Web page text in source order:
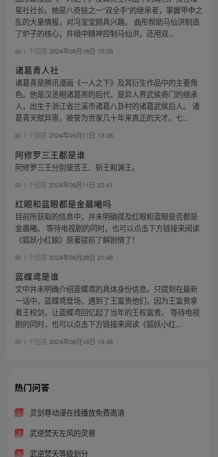
星社社长。她是八奇技之一“双全手”的继承者，掌握甲申之
乱的大量情报，对冯宝宝颇具兴趣。 曲彤帮助马仙洪制造
了炉子的核心，并暗中精神控制马仙洪，还用双...
1 个回答 2024年09月18日 10:39
诸葛青人社
诸葛青是腾讯漫画《一人之下》及其衍生作品中的主要角
色。他是汉丞相诸葛亮的后代，是异人界武侯奇门的继承
人，出生于浙江省兰溪市诸葛八卦村的诸葛武侯后人。 诸
葛青天赋异禀，被誉为世家几十年来真正的天才。七...
1 个回答 2024年09月17日 13:05
阿修罗三王都是谁
阿修罗三王分别是苦王、斩王和渊王。
1 个回答 2024年09月11日 22:41
红眼和蓝眼都是金晨曦吗
目前所获取的信息中，并未明确提及红眼和蓝眼是否都是
金晨曦。 等待电视剧的同时，也可以点击下方链接来阅读
《狐妖小红娘》原著提前了解剧情了！
1 个回答 2024年08月28日 21:48
蓝蝶鸢是谁
文中并未明确介绍蓝蝶鸢的具体身份信息。只提到在最新
一话中，蓝蝶鸢登场，遇到了王富贵他们，因为王富贵拿
着王权剑，让蓝蝶鸢回忆起了当年的王权富贵。 等待电视
剧的同时，也可以点击下方链接来阅读《狐妖小红...
1 个回答 2024年08月16日 19:48
热门问答
1 灵剑尊动漫在线播放免费高清
2 武逆焚天左风的灵兽
3 武逆焚天等级划分